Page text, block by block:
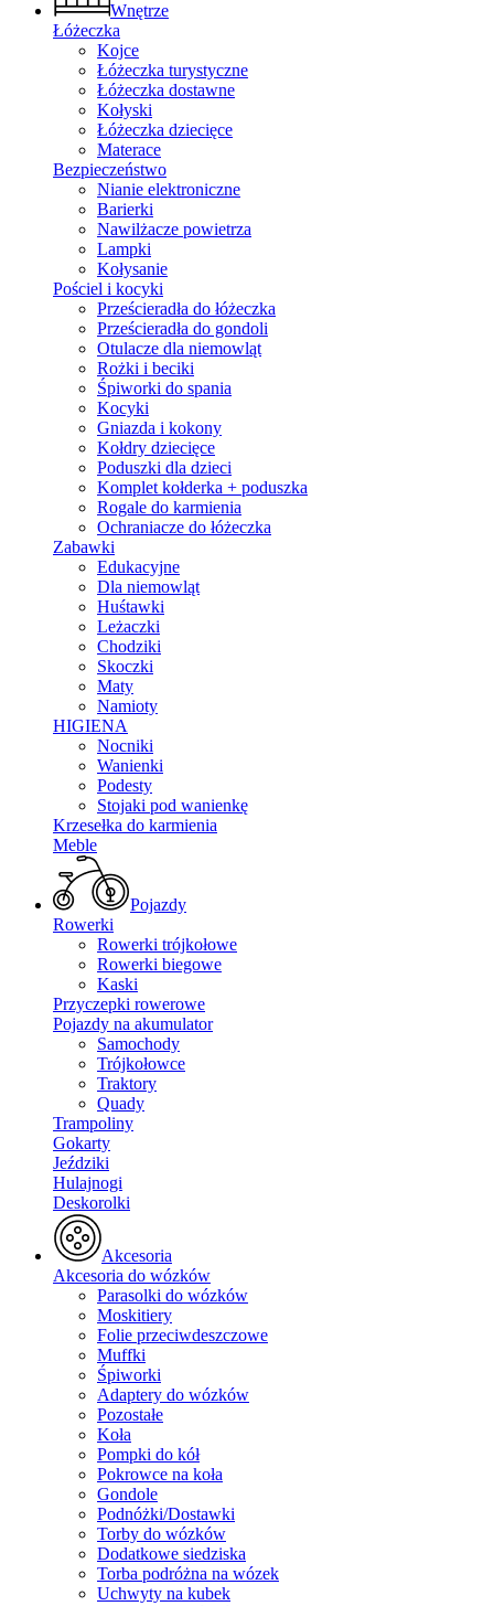
Wnętrze
Łóżeczka
Kojce
Łóżeczka turystyczne
Łóżeczka dostawne
Kołyski
Łóżeczka dziecięce
Materace
Bezpieczeństwo
Nianie elektroniczne
Barierki
Nawilżacze powietrza
Lampki
Kołysanie
Pościel i kocyki
Prześcieradła do łóżeczka
Prześcieradła do gondoli
Otulacze dla niemowląt
Rożki i beciki
Śpiworki do spania
Kocyki
Gniazda i kokony
Kołdry dziecięce
Poduszki dla dzieci
Komplet kołderka + poduszka
Rogale do karmienia
Ochraniacze do łóżeczka
Zabawki
Edukacyjne
Dla niemowląt
Huśtawki
Leżaczki
Chodziki
Skoczki
Maty
Namioty
HIGIENA
Nocniki
Wanienki
Podesty
Stojaki pod wanienkę
Krzesełka do karmienia
Meble
Pojazdy
Rowerki
Rowerki trójkołowe
Rowerki biegowe
Kaski
Przyczepki rowerowe
Pojazdy na akumulator
Samochody
Trójkołowce
Traktory
Quady
Trampoliny
Gokarty
Jeździki
Hulajnogi
Deskorolki
Akcesoria
Akcesoria do wózków
Parasolki do wózków
Moskitiery
Folie przeciwdeszczowe
Muffki
Śpiworki
Adaptery do wózków
Pozostałe
Koła
Pompki do kół
Pokrowce na koła
Gondole
Podnóżki/Dostawki
Torby do wózków
Dodatkowe siedziska
Torba podróżna na wózek
Uchwyty na kubek